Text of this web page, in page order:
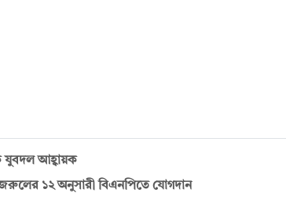
যুবদল আহ্বায়ক
১২ অনুসারী বিএনপিতে যোগদান